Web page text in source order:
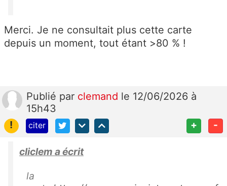
Merci. Je ne consultait plus cette carte
depuis un moment, tout étant >80 % !
Publié par clemand le 12/06/2026 à
15h43
!
citer + -
cliclem a écrit
la